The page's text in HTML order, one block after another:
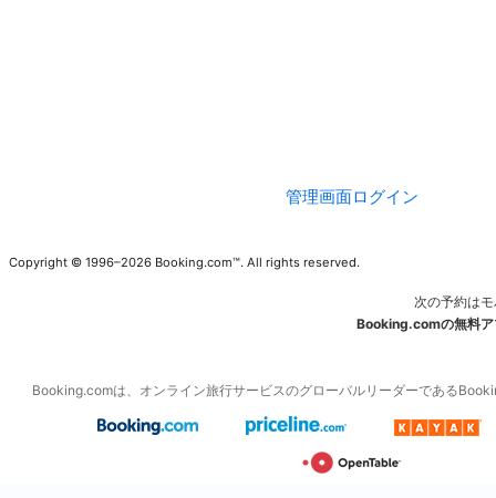
管理画面ログイン
Copyright © 1996–2026 Booking.com™. All rights reserved.
次の予約は
Booking.comの無料ア
Booking.comは、オンライン旅行サービスのグローバルリーダーである